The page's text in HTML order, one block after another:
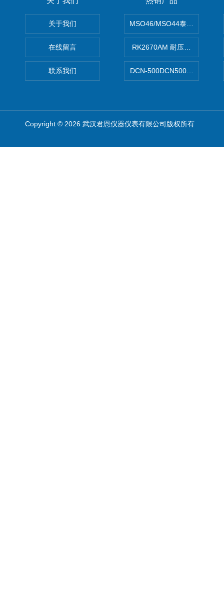
关于我们
在线留言
联系我们
MSO46/MSO44泰克
RK2670AM 耐压测试仪
DCN-500DCN500资料收集器
Copyright © 2026 武汉君恩仪器仪表有限公司版权所有